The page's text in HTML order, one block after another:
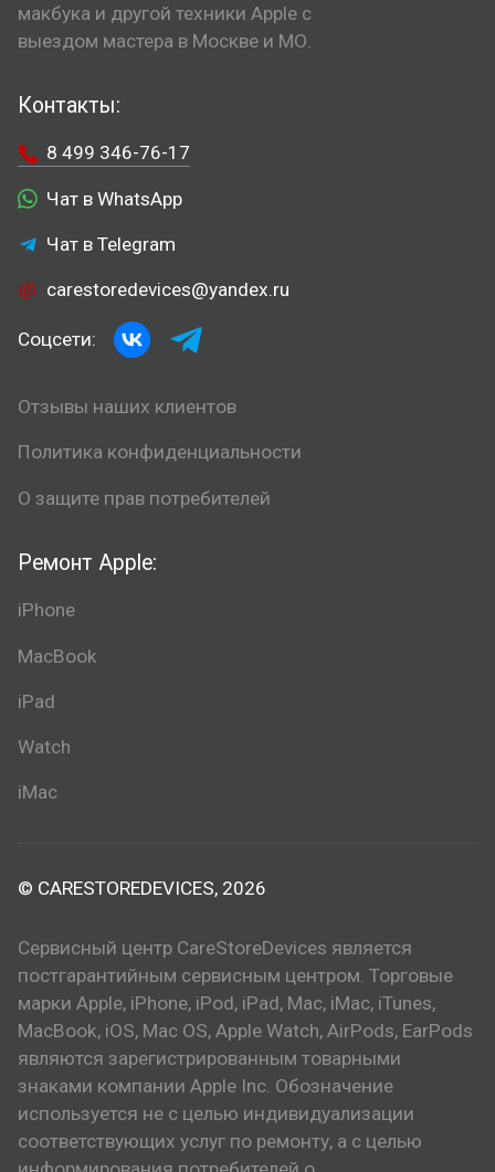
макбука и другой техники Apple с
выездом мастера в Москве и МО.
Ремонт Apple:
iPhone
MacBook
iPad
Watch
iMac
Контакты:
8 499 346-76-17
Чат в WhatsApp
Чат в Telegram
carestoredevices@yandex.ru
Соцсети:
Отзывы наших клиентов
Политика конфиденциальности
О защите прав потребителей
© CARESTOREDEVICES, 2026
Сервисный центр CareStoreDevices является
постгарантийным сервисным центром. Торговые
марки Apple, iPhone, iPod, iPad, Mac, iMac, iTunes,
MacBook, iOS, Mac OS, Apple Watch, AirPods, EarPods
являются зарегистрированным товарными
знаками компании Apple Inc. Обозначение
используется не с целью индивидуализации
соответствующих услуг по ремонту, а с целью